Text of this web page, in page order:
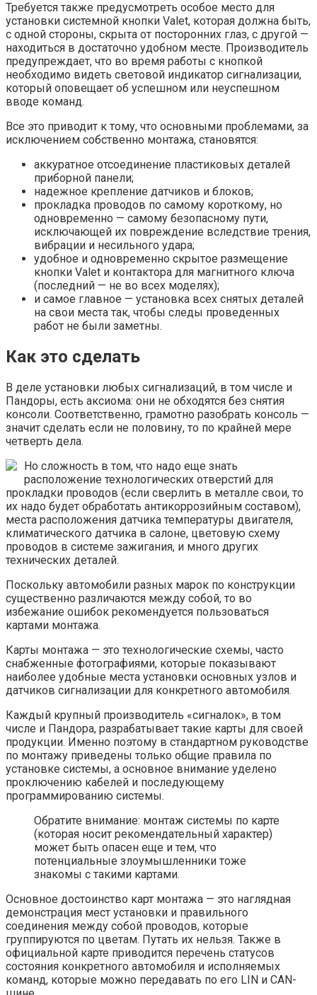
Требуется также предусмотреть особое место для
установки системной кнопки Valet, которая должна быть,
с одной стороны, скрыта от посторонних глаз, с другой —
находиться в достаточно удобном месте. Производитель
предупреждает, что во время работы с кнопкой
необходимо видеть световой индикатор сигнализации,
который оповещает об успешном или неуспешном
вводе команд.
Все это приводит к тому, что основными проблемами, за
исключением собственно монтажа, становятся:
аккуратное отсоединение пластиковых деталей
приборной панели;
надежное крепление датчиков и блоков;
прокладка проводов по самому короткому, но
одновременно — самому безопасному пути,
исключающей их повреждение вследствие трения,
вибрации и несильного удара;
удобное и одновременно скрытое размещение
кнопки Valet и контактора для магнитного ключа
(последний — не во всех моделях);
и самое главное — установка всех снятых деталей
на свои места так, чтобы следы проведенных
работ не были заметны.
Как это сделать
В деле установки любых сигнализаций, в том числе и
Пандоры, есть аксиома: они не обходятся без снятия
консоли. Соответственно, грамотно разобрать консоль —
значит сделать если не половину, то по крайней мере
четверть дела.
Но сложность в том, что надо еще знать
расположение технологических отверстий для
прокладки проводов (если сверлить в металле свои, то
их надо будет обработать антикоррозийным составом),
места расположения датчика температуры двигателя,
климатического датчика в салоне, цветовую схему
проводов в системе зажигания, и много других
технических деталей.
Поскольку автомобили разных марок по конструкции
существенно различаются между собой, то во
избежание ошибок рекомендуется пользоваться
картами монтажа.
Карты монтажа — это технологические схемы, часто
снабженные фотографиями, которые показывают
наиболее удобные места установки основных узлов и
датчиков сигнализации для конкретного автомобиля.
Каждый крупный производитель «сигналок», в том
числе и Пандора, разрабатывает такие карты для своей
продукции. Именно поэтому в стандартном руководстве
по монтажу приведены только общие правила по
установке системы, а основное внимание уделено
проключению кабелей и последующему
программированию системы.
Обратите внимание: монтаж системы по карте
(которая носит рекомендательный характер)
может быть опасен еще и тем, что
потенциальные злоумышленники тоже
знакомы с такими картами.
Основное достоинство карт монтажа — это наглядная
демонстрация мест установки и правильного
соединения между собой проводов, которые
группируются по цветам. Путать их нельзя. Также в
официальной карте приводится перечень статусов
состояния конкретного автомобиля и исполняемых
команд, которые можно передавать по его LIN и CAN-